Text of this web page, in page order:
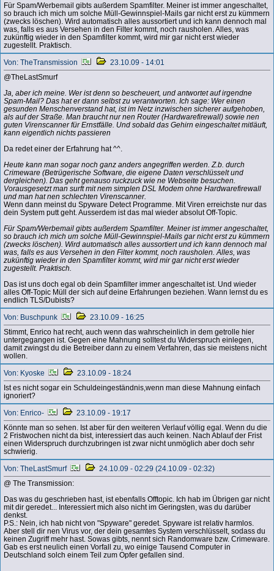
Für Spam/Werbemail gibts außerdem Spamfilter. Meiner ist immer angeschaltet,
so brauch ich mich um solche Müll-Gewinnspiel-Mails gar nicht erst zu kümmern
(zwecks löschen). Wird automatisch alles aussortiert und ich kann dennoch mal
was, falls es aus Versehen in den Filter kommt, noch rausholen. Alles, was
zukünftig wieder in den Spamfilter kommt, wird mir gar nicht erst wieder
zugestellt. Praktisch.
Von: TheTransmission
23.10.09 - 14:01
@TheLastSmurf
Ja, aber ich meine. Wer ist denn so bescheuert, und antwortet auf irgendne
Spam-Mail? Das hat er dann selbst zu verantworten. Ich sage: Wer einen
gesunden Menschenverstand hat, ist im Netz inzwischen sicherer aufgehoben,
als auf der Straße. Man braucht nur nen Router (Hardwarefirewall) sowie nen
guten Virenscanner für Ernstfälle. Und sobald das Gehirn eingeschaltet mitläuft,
kann eigentlich nichts passieren
Da redet einer der Erfahrung hat ^^.
Heute kann man sogar noch ganz anders angegriffen werden. Z.b. durch
Crimeware (Betrügerische Software, die eigene Daten verschlüsselt und
dergleichen). Das geht genauso ruckzuck wie ne Webseite besuchen.
Vorausgesetzt man surft mit nem simplen DSL Modem ohne Hardwarefirewall
und man hat nen schlechten Virenscanner.
Wenn dann meinst du Spyware Detect Programme. Mit Viren erreichste nur das
dein System putt geht. Ausserdem ist das mal wieder absolut Off-Topic.
Für Spam/Werbemail gibts außerdem Spamfilter. Meiner ist immer angeschaltet,
so brauch ich mich um solche Müll-Gewinnspiel-Mails gar nicht erst zu kümmern
(zwecks löschen). Wird automatisch alles aussortiert und ich kann dennoch mal
was, falls es aus Versehen in den Filter kommt, noch rausholen. Alles, was
zukünftig wieder in den Spamfilter kommt, wird mir gar nicht erst wieder
zugestellt. Praktisch.
Das ist uns doch egal ob dein Spamfilter immer angeschaltet ist. Und wieder
alles Off-Topic Müll der sich auf deine Erfahrungen beziehen. Wann lernst du es
endlich TLS/Dubists?
Von: Buschpunk
23.10.09 - 16:25
Stimmt, Enrico hat recht, auch wenn das wahrscheinlich in dem getrolle hier
untergegangen ist. Gegen eine Mahnung solltest du Widerspruch einlegen,
damit zwingst du die Betreiber dann zu einem Verfahren, das sie meistens nicht
wollen.
Von: Kyoske
23.10.09 - 18:24
Ist es nicht sogar ein Schuldeingeständnis,wenn man diese Mahnung einfach
ignoriert?
Von: Enrico-
23.10.09 - 19:17
Könnte man so sehen. Ist aber für den weiteren Verlauf völlig egal. Wenn du die
2 Fristwochen nicht da bist, interessiert das auch keinen. Nach Ablauf der Frist
einen Widerspruch durchzubringen ist zwar nicht unmöglich aber doch sehr
schwierig.
Von: TheLastSmurf
24.10.09 - 02:29 (24.10.09 - 02:32)
@ The Transmission:
Das was du geschrieben hast, ist ebenfalls Offtopic. Ich hab im Übrigen gar nicht
mit dir geredet... Interessiert mich also nicht im Geringsten, was du darüber
denkst.
P.S.: Nein, ich hab nicht von "Spyware" geredet. Spyware ist relativ harmlos.
Aber stell dir nen Virus vor, der dein gesamtes System verschlüsselt, sodass du
keinen Zugriff mehr hast. Sowas gibts, nennt sich Randomware bzw. Crimeware.
Gab es erst neulich einen Vorfall zu, wo einige Tausend Computer in
Deutschland solch einem Teil zum Opfer gefallen sind.